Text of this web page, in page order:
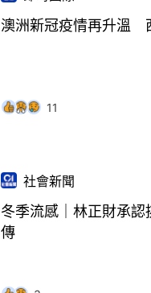
澳洲新冠疫情再升溫
11
社會新聞
冬季流感｜林正財承
傳